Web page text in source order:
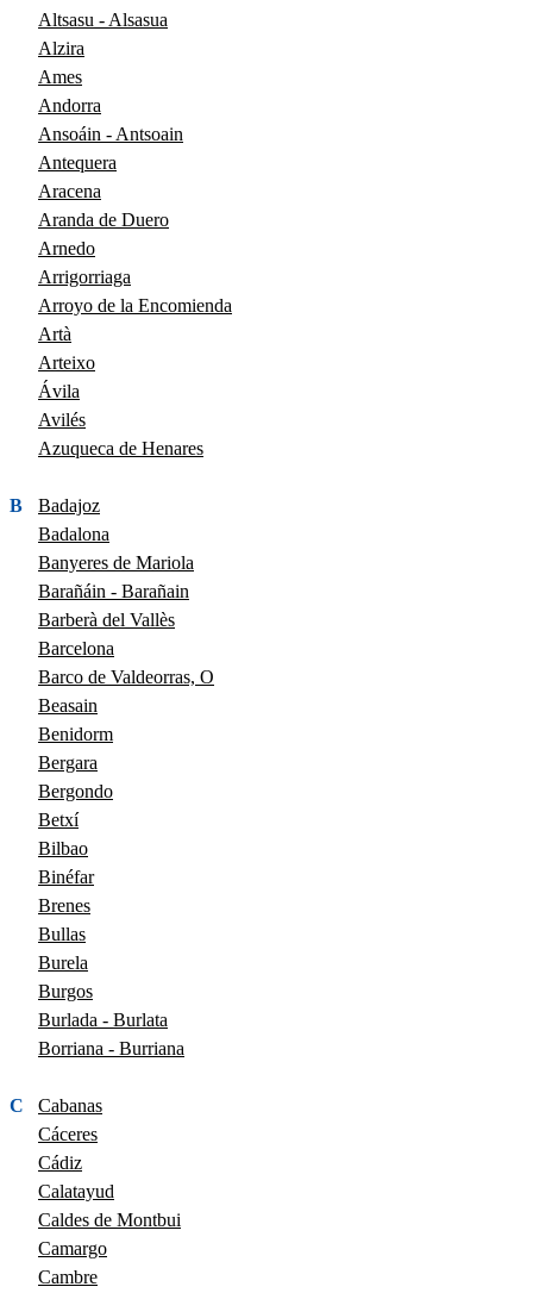
Altsasu - Alsasua
Alzira
Ames
Andorra
Ansoáin - Antsoain
Antequera
Aracena
Aranda de Duero
Arnedo
Arrigorriaga
Arroyo de la Encomienda
Artà
Arteixo
Ávila
Avilés
Azuqueca de Henares
B
Badajoz
Badalona
Banyeres de Mariola
Barañáin - Barañain
Barberà del Vallès
Barcelona
Barco de Valdeorras, O
Beasain
Benidorm
Bergara
Bergondo
Betxí
Bilbao
Binéfar
Brenes
Bullas
Burela
Burgos
Burlada - Burlata
Borriana - Burriana
C
Cabanas
Cáceres
Cádiz
Calatayud
Caldes de Montbui
Camargo
Cambre